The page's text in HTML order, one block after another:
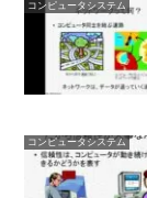
コンピュータシステム
コンピュータシステム